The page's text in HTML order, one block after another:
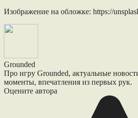
Изображение на обложке: https://
Grounded
Про игру Grounded, актуальные
моменты, впечатления из первых рук.
Оцените автора